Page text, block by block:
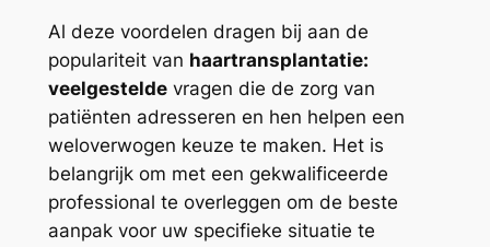
Al deze voordelen dragen bij aan de
populariteit van haartransplantatie:
veelgesteldevragen die de zorg van
patiënten adresseren en hen helpen een
weloverwogen keuze te maken. Het is
belangrijk om met een gekwalificeerde
professional te overleggen om de beste
aanpak voor uw specifieke situatie te